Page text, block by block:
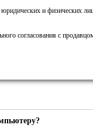
и физических
согласования с